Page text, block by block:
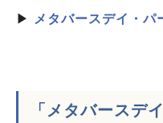
▶ メタバースデイ・パ
「メタバースデ